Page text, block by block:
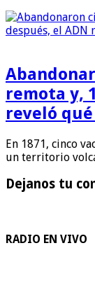
remota y,
reveló
En 1871, cinco
un territorio
Dejanos tu
RADIO EN VIVO